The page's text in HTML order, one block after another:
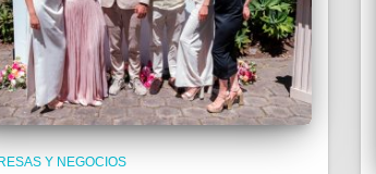
Y NEGOCIOS